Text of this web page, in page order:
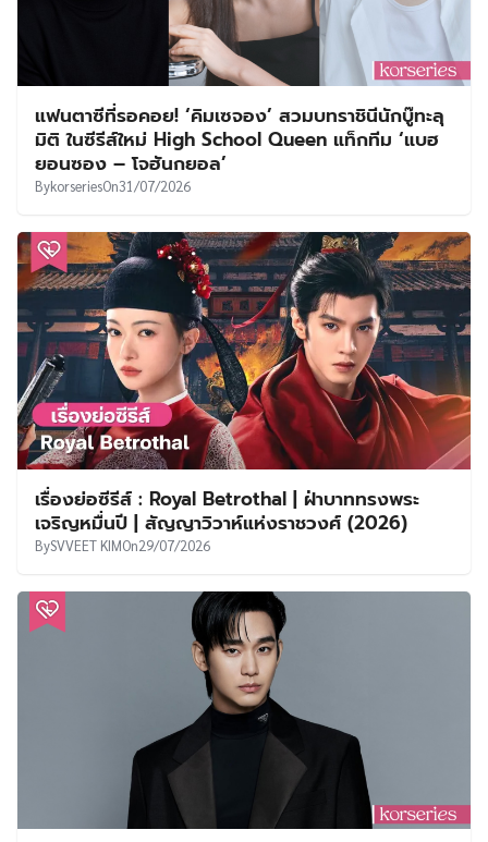
แฟนตาซีที่รอคอย! ‘คิมเซจอง’ สวมบทราชินีนักบู๊ทะลุ
มิติ ในซีรีส์ใหม่ High School Queen แท็กทีม ‘แบฮ
ยอนซอง – โจฮันกยอล’
BykorseriesOn31/07/2026
เรื่องย่อซีรีส์ : Royal Betrothal | ฝ่าบาททรงพระ
เจริญหมื่นปี | สัญญาวิวาห์แห่งราชวงศ์ (2026)
BySVVEET KIMOn29/07/2026